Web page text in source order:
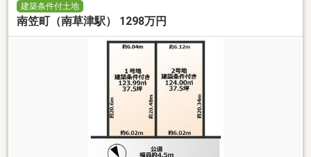
建築条件付土地
南笠町（南草津駅） 1298万円